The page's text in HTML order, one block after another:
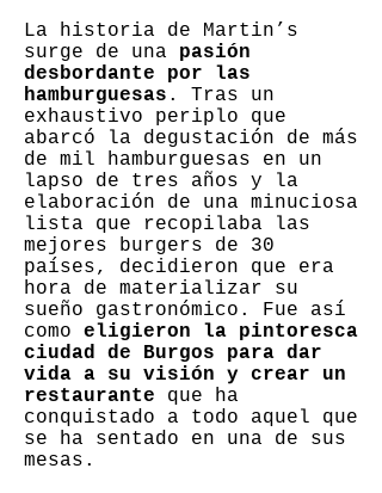
La historia de Martin’s
surge de una pasión
desbordante por las
hamburguesas . Tras un
exhaustivo periplo que
abarcó la degustación de más
de mil hamburguesas en un
lapso de tres años y la
elaboración de una minuciosa
lista que recopilaba las
mejores burgers de 30
países, decidieron que era
hora de materializar su
sueño gastronómico. Fue así
como eligieron la pintoresca
ciudad de Burgos para dar
vida a su visión y crear un
restaurante que ha
conquistado a todo aquel que
se ha sentado en una de sus
mesas.